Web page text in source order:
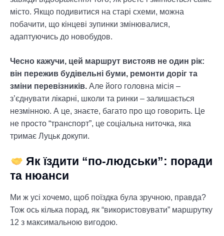
місто. Якщо подивитися на старі схеми, можна
побачити, що кінцеві зупинки змінювалися,
адаптуючись до новобудов.
Чесно кажучи, цей маршрут вистояв не один рік:
він пережив будівельні буми, ремонти доріг та
зміни перевізників. Але його головна місія –
з’єднувати лікарні, школи та ринки – залишається
незмінною. А це, знаєте, багато про що говорить. Це
не просто “транспорт”, це соціальна ниточка, яка
тримає Луцьк докупи.
Як їздити “по-людськи”: поради
та нюанси
Ми ж усі хочемо, щоб поїздка була зручною, правда?
Тож ось кілька порад, як “використовувати” маршрутку
12 з максимальною вигодою.